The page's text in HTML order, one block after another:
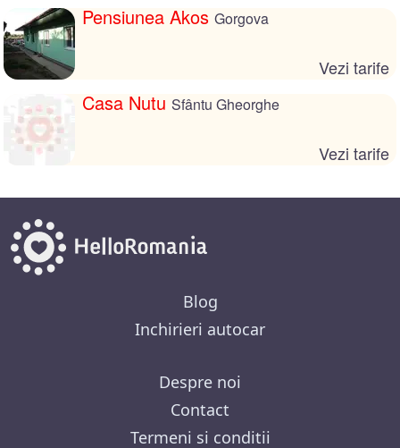
Pensiunea Akos Gorgova
Vezi tarife
Casa Nutu Sfântu Gheorghe
Vezi tarife
Blog
Inchirieri autocar
Despre noi
Contact
Termeni si conditii